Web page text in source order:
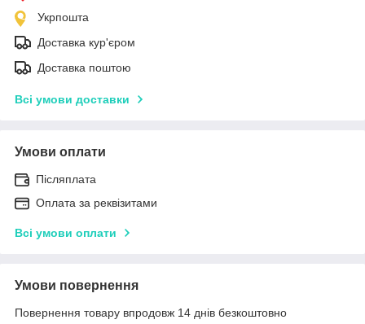
Укрпошта
Доставка кур'єром
Доставка поштою
Всі умови доставки
Умови оплати
Післяплата
Оплата за реквізитами
Всі умови оплати
Умови повернення
Повернення товару впродовж 14 днів безкоштовно